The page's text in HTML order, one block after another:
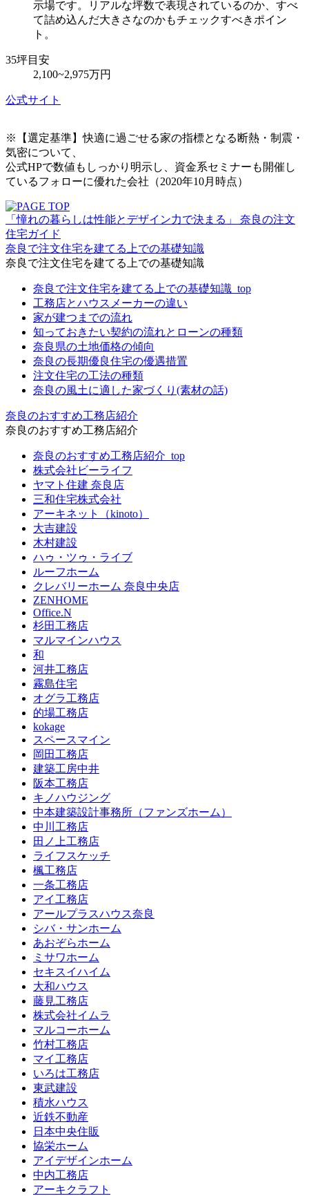
示場です。リアルな坪数で表現されているのか、すべ
て詰め込んだ大きさなのかもチェックすべきポイン
ト。
35坪目安
2,100~2,975万円
公式サイト
※【選定基準】快適に過ごせる家の指標となる断熱・制震・
気密について、
公式HPで数値もしっかり明示し、資金系セミナーも開催し
ているフォローに優れた会社（2020年10月時点）
「憧れの暮らしは性能とデザイン力で決まる」 奈良の注文
住宅ガイド
奈良で注文住宅を建てる上での基礎知識
奈良で注文住宅を建てる上での基礎知識
奈良で注文住宅を建てる上での基礎知識_top
工務店とハウスメーカーの違い
家が建つまでの流れ
知っておきたい契約の流れとローンの種類
奈良県の土地価格の傾向
奈良の長期優良住宅の優遇措置
注文住宅の工法の種類
奈良の風土に適した家づくり(素材の話)
奈良のおすすめ工務店紹介
奈良のおすすめ工務店紹介
奈良のおすすめ工務店紹介_top
株式会社ビーライフ
ヤマト住建 奈良店
三和住宅株式会社
アーキネット（kinoto）
大吉建設
⽊村建設
ハゥ・ツゥ・ライブ
ルーフホーム
クレバリーホーム 奈良中央店
ZENHOME
Office.N
杉田工務店
マルマインハウス
和
河井工務店
霧島住宅
オグラ工務店
的場工務店
kokage
スペースマイン
岡田工務店
建築工房中井
阪本工務店
キノハウジング
中本建築設計事務所（ファンズホーム）
中川工務店
田ノ上工務店
ライフスケッチ
楓工務店
一条工務店
アイ工務店
アールプラスハウス奈良
シバ・サンホーム
あおぞらホーム
ミサワホーム
セキスイハイム
大和ハウス
藤見工務店
株式会社イムラ
マルコーホーム
竹村工務店
マイ工務店
いろは工務店
東武建設
積水ハウス
近鉄不動産
日本中央住販
協栄ホーム
アイデザインホーム
中内工務店
アーキクラフト